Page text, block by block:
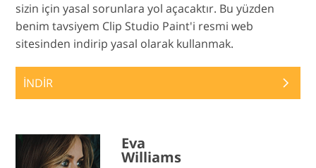
sizin için yasal sorunlara yol açacaktır. Bu yüzden
benim tavsiyem Clip Studio Paint'i resmi web
sitesinden indirip yasal olarak kullanmak.
İNDİR
Eva
Williams